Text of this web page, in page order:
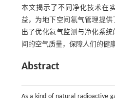
本文揭示了不同净化技术在
益，为地下空间氡气管理提
出了优化氡气监测与净化系
间的空气质量，保障人们的健
Abstract
As a kind of natural radioactive